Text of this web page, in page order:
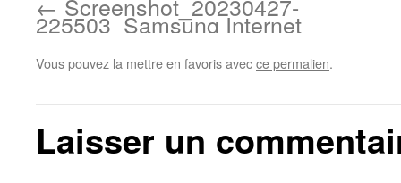
225503_Samsung Internet
Vous pouvez la mettre en favoris avecce permalien.
Laisser un